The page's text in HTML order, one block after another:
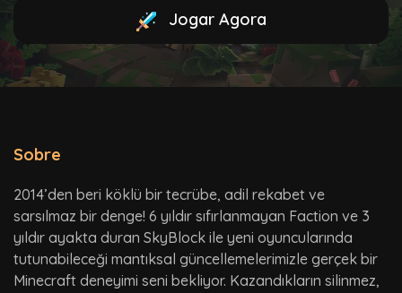
Jogar Agora
Sobre
2014’den beri köklü bir tecrübe, adil rekabet ve
sarsılmaz bir denge! 6 yıldır sıfırlanmayan Faction ve 3
yıldır ayakta duran SkyBlock ile yeni oyuncularında
tutunabileceği mantıksal güncellemelerimizle gerçek bir
Minecraft deneyimi seni bekliyor. Kazandıkların silinmez,